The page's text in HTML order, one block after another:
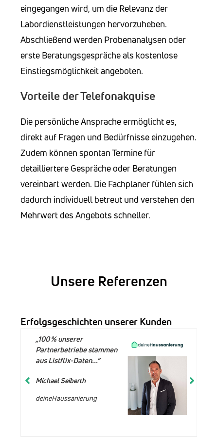
eingegangen wird, um die Relevanz der
Labordienstleistungen hervorzuheben.
Abschließend werden Probenanalysen oder
erste Beratungsgespräche als kostenlose
Einstiegsmöglichkeit angeboten.
Vorteile der Telefonakquise
Die persönliche Ansprache ermöglicht es,
direkt auf Fragen und Bedürfnisse einzugehen.
Zudem können spontan Termine für
detailliertere Gespräche oder Beratungen
vereinbart werden. Die Fachplaner fühlen sich
dadurch individuell betreut und verstehen den
Mehrwert des Angebots schneller.
Unsere Referenzen
Erfolgsgeschichten unserer Kunden
„100 % unserer
Partnerbetriebe stammen
aus Listflix-Daten...“
Michael Seiberth
deineHaussanierung